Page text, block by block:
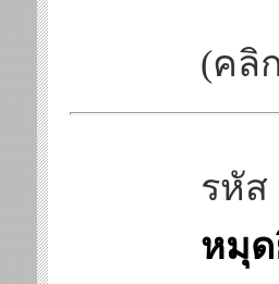
(คลิ
รหัส
หมุด